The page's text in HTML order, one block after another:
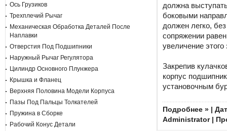
Ось Грузиков
Трехплечий Рычаг
Механическая Обработка Деталей После
Наплавки
Отверстия Под Подшипники
Наружный Рычаг Регулятора
Цилиндр Основного Плунжера
Крышка и Фланец
Верхняя Половина Модели Корпуса
Пазы Под Пальцы Толкателей
Пружина в Сборке
Рабочий Конус Детали
должна
боковыми
должен легко,
сопряжении
увеличение
Закрепив
корпус
установочным
Подробнее » |
Administrator|